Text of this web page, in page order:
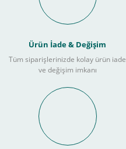
Ürün İade & Değişim
Tüm siparişlerinizde kolay ürün iade
ve değişim imkanı